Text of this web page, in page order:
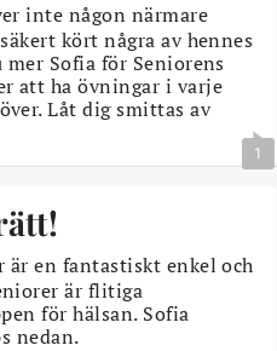
inte någon närmare
kört några av hennes
Sofia för Seniorens
att ha övningar i varje
Låt dig smittas av
1
är en fantastiskt enkel och
är flitiga
för hälsan. Sofia
nedan.